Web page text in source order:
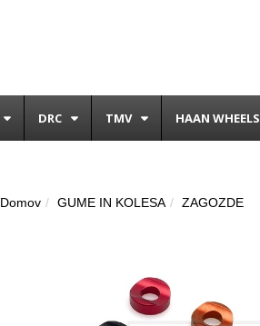
DRC TMV HAAN WHEELS
Domov GUME IN KOLESA ZAGOZDE